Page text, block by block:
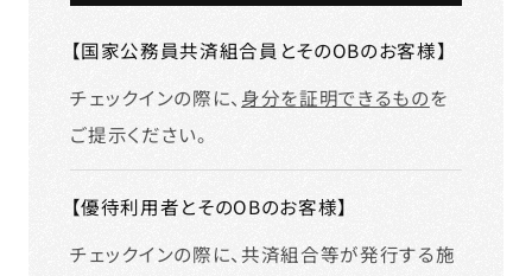
【国家公務員共済組合員とそのOBのお客様】
チェックインの際に、 身分を証明できるものを
ご提示ください。
【優待利用者とそのOBのお客様】
チェックインの際に、共済組合等が発行する施